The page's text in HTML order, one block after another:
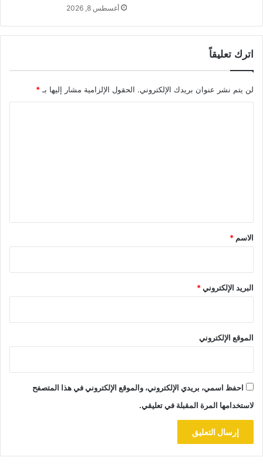
أغسطس 8, 2026
اترك تعليقاً
لن يتم نشر عنوان بريدك الإلكتروني. الحقول الإلزامية مشار إليها بـ *
*
الاسم *
البريد الإلكتروني*
الموقع الإلكتروني
احفظ اسمي، بريدي الإلكتروني، والموقع الإلكتروني في هذا المتصفح
لاستخدامها المرة المقبلة في تعليقي.